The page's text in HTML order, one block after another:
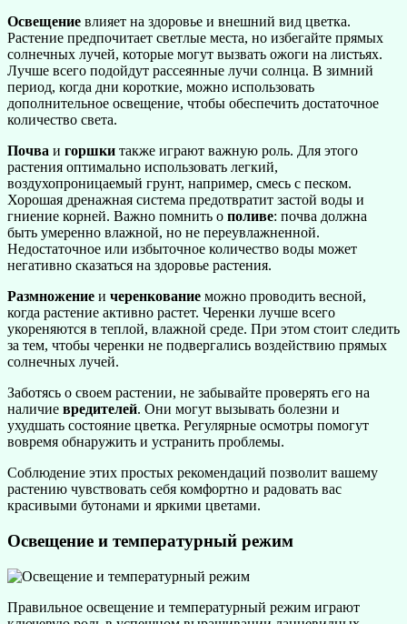
Освещение влияет на здоровье и внешний вид цветка.
Растение предпочитает светлые места, но избегайте прямых
солнечных лучей, которые могут вызвать ожоги на листьях.
Лучше всего подойдут рассеянные лучи солнца. В зимний
период, когда дни короткие, можно использовать
дополнительное освещение, чтобы обеспечить достаточное
количество света.
Почва и горшки также играют важную роль. Для этого
растения оптимально использовать легкий,
воздухопроницаемый грунт, например, смесь с песком.
Хорошая дренажная система предотвратит застой воды и
гниение корней. Важно помнить о поливе: почва должна
быть умеренно влажной, но не переувлажненной.
Недостаточное или избыточное количество воды может
негативно сказаться на здоровье растения.
Размножение и черенкование можно проводить весной,
когда растение активно растет. Черенки лучше всего
укореняются в теплой, влажной среде. При этом стоит следить
за тем, чтобы черенки не подвергались воздействию прямых
солнечных лучей.
Заботясь о своем растении, не забывайте проверять его на
наличие вредителей. Они могут вызывать болезни и
ухудшать состояние цветка. Регулярные осмотры помогут
вовремя обнаружить и устранить проблемы.
Соблюдение этих простых рекомендаций позволит вашему
растению чувствовать себя комфортно и радовать вас
красивыми бутонами и яркими цветами.
Освещение и температурный режим
Правильное освещение и температурный режим играют